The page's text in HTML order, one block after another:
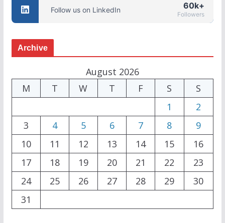
Follow us on LinkedIn 60k+
Followers
Archive
August 2026
M
T W T F S
S
1
2
3
4 5 6 7 8
9
10
11 12 13 14 15
16
17
18 19 20 21 22
23
24
25 26 27 28 29
30
31